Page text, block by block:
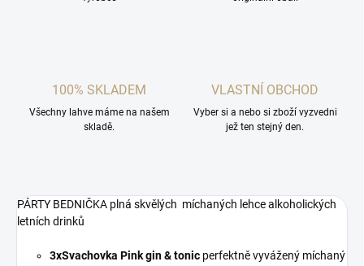
100% SKLADEM
Všechny lahve máme na našem
skladě.
VLASTNÍ OBCHOD
Vyber si a nebo si zboží vyzvedni
jež ten stejný den.
PÁRTY BEDNIČKA plná skvělých míchaných lehce alkoholických
letních drinků
3xSvachovka Pink gin & tonic perfektně vyvážený míchaný